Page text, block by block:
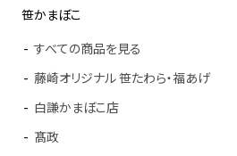
笹かまぼこ
すべての商品を見る
藤崎オリジナル 笹たわら・福あげ
白謙かまぼこ店
髙政